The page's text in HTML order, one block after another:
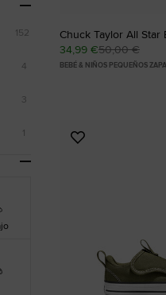
152
4
3
1
Chuck Taylor All Star
34,99 €50,00 €
BEBÉ & NIÑOS PEQUEÑOS
Añadir